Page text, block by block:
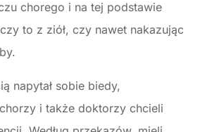
chorego i na tej podstawie
to z ziół, czy nawet nakazując
napytał sobie biedy,
i także doktorzy chcieli